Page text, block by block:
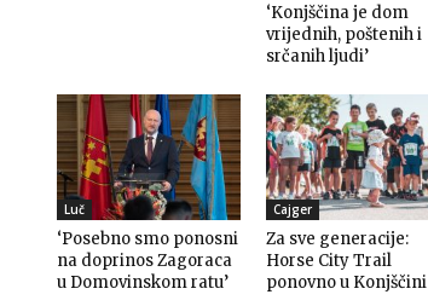
‘Konjščina je dom
vrijednih, poštenih i
srčanih ljudi’
Luč
‘Posebno smo ponosni
na doprinos Zagoraca
u Domovinskom ratu’
Cajger
Za sve generacije:
Horse City Trail
ponovno u Konjščini